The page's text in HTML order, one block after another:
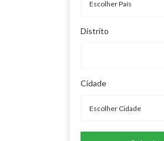
Distrito
Cidade